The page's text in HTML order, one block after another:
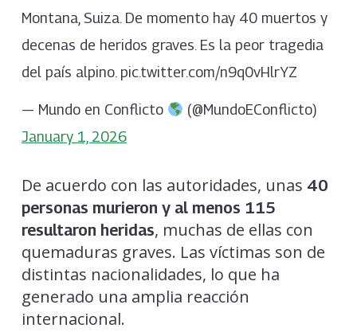
Montana, Suiza. De momento hay 40 muertos y
decenas de heridos graves. Es la peor tragedia
del país alpino. pic.twitter.com/n9q0vHlrYZ
— Mundo en Conflicto
(@MundoEConflicto)
January 1, 2026
De acuerdo con las autoridades, unas 40
personas murieron y al menos 115
resultaron heridas, muchas de ellas con
quemaduras graves. Las víctimas son de
distintas nacionalidades, lo que ha
generado una amplia reacción
internacional.